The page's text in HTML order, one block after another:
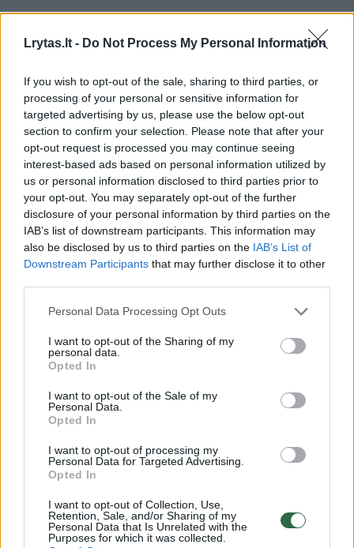
Lrytas.lt - Do Not Process My Personal Information
If you wish to opt-out of the sale, sharing to third parties, or
processing of your personal or sensitive information for
targeted advertising by us, please use the below opt-out
section to confirm your selection. Please note that after your
opt-out request is processed you may continue seeing
interest-based ads based on personal information utilized by
us or personal information disclosed to third parties prior to
your opt-out. You may separately opt-out of the further
disclosure of your personal information by third parties on the
IAB’s list of downstream participants. This information may
also be disclosed by us to third parties on the IAB’s List of
Downstream Participants that may further disclose it to other
Personal Data Processing Opt Outs
I want to opt-out of the Sharing of my
personal data.
Opted In
I want to opt-out of the Sale of my
Personal Data.
Opted In
I want to opt-out of processing my
Personal Data for Targeted Advertising.
Opted In
I want to opt-out of Collection, Use,
Retention, Sale, and/or Sharing of my
Personal Data that Is Unrelated with the
Purposes for which it was collected.
Pasak liudininkų, transporto greitis toje
kad šitaip smarkiai namą apgadinęs
automobilis turėjo skrieti žymiai greičiau.
Informacija, kad vairuotojas (gim. 1967 m.)
girtas, pasitvirtino. Pirmu pūtimu į alkotesterį
vairuotojas pripūtė 2,98 prom. Antru pūtimu
– 2,83 prom.
Žmonės per incidentą nenukentėjo tik per
laimingą atsitiktinumą. Liudininkai teigia, kad
apgriautame name gyvena jauna šeima su
vaikais, kurie tuo metu buvo kitoje pastato
„Ten visai greta yra ežero paplūdimys,
aplinkui buvo pilna šeimų su vaikais... Iki
didelės nelaimės visai nedaug trūko. Mano